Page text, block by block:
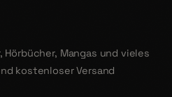
Mangas und vieles
kostenloser Versand